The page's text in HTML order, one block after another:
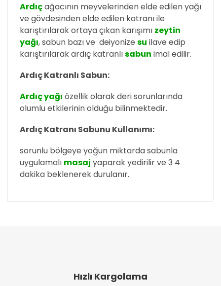
Ardıçağacının meyvelerinden elde edilen yağı
ve gövdesinden elde edilen katranı ile
karıştırılarak ortaya çıkan karışımı zeytin
yağı, sabun bazı ve deiyonize su ilave edip
karıştırılarak ardıç katranlısabun imal edilir.
Ardıç Katranlı Sabun:
Ardıç yağı özellik olarak deri sorunlarında
olumlu etkilerinin olduğu bilinmektedir.
Ardıç Katranı Sabunu Kullanımı:
sorunlu bölgeye yoğun miktarda sabunla
uygulamalı masaj yaparak yedirilir ve 3 4
dakika beklenerek durulanır.
Bu ürünün fiyat bilgisi, resim, ürün açıklamalarında
Ürün bilgilerinde hatalar bulunuyor.
Hızlı Kargolama